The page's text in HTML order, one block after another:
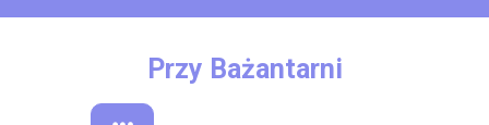
Przy Bażantarni